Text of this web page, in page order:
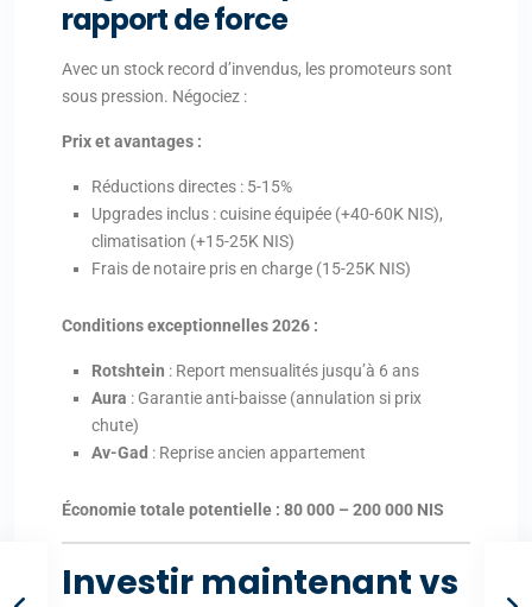
rapport de force
Avec un stock record d’invendus, les promoteurs sont
sous pression. Négociez :
Prix et avantages :
Réductions directes : 5-15%
Upgrades inclus : cuisine équipée (+40-60K NIS),
climatisation (+15-25K NIS)
Frais de notaire pris en charge (15-25K NIS)
Conditions exceptionnelles 2026 :
Rotshtein : Report mensualités jusqu’à 6 ans
Aura : Garantie anti-baisse (annulation si prix
chute)
Av-Gad : Reprise ancien appartement
Économie totale potentielle : 80 000 – 200 000 NIS
Investir maintenant vs